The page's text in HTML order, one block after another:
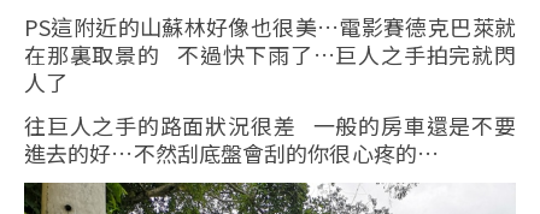
PS這附近的山蘇林好像也很美…電影賽德克巴萊就
在那裏取景的 不過快下雨了…巨人之手拍完就閃
人了
往巨人之手的路面狀況很差 一般的房車還是不要
進去的好…不然刮底盤會刮的你很心疼的…